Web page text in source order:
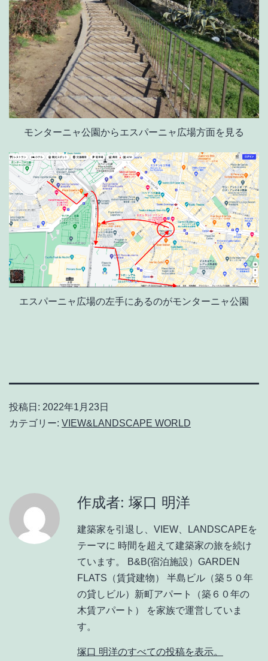
モンターニャ公園からエスパーニャ広場方面を見る
エスパーニャ広場の左手にあるのがモンターニャ公園
投稿日: 2022年1月23日
カテゴリー: VIEW&LANDSCAPE WORLD
作成者: 塚口 明洋
建築家を引退し、VIEW、LANDSCAPEを
テーマに 時間を超えて建築家の旅を続け
ています。 B&B(宿泊施設）GARDEN
FLATS（賃貸建物） 半島ビル（築５０年
の貸しビル）新町アパート（築６０年の
木賃アパート） を家族で運営していま
す。
塚口 明洋のすべての投稿を表示。